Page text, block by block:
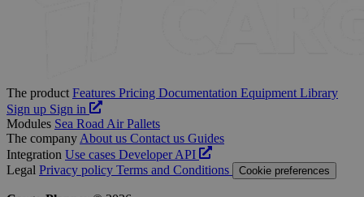
The product Features Pricing Documentation Equipment Library
Sign up Sign in
Modules Sea Road AirPallets
The company About us Contact us Guides
Integration Use cases DeveloperAPI
Legal Privacy policy Terms and Conditions Cookie preferences